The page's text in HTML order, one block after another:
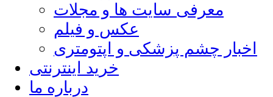
معرفی سایت ها و مجلات
عکس و فیلم
اخبار چشم پزشکی و اپتومتری
خرید اینترنتی
درباره ما